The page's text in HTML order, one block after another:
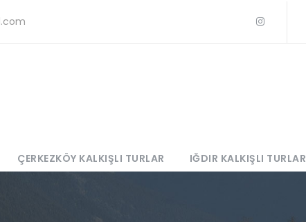
ÇERKEZKÖY KALKIŞLI TURLAR IĞDIR KALKIŞLI TURLAR